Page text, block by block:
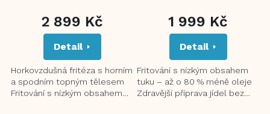
2 899 Kč
Detail
Horkovzdušná fritéza s horním
a spodním topným tělesem
Fritování s nízkým obsahem
1 999 Kč
Detail
Fritování s nízkým obsahem
tuku – až o 80 % méně oleje
Zdravější příprava jídel bez